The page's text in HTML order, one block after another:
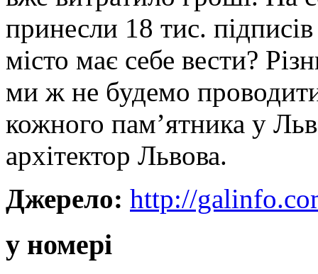
принесли 18 тис.
місто має себе вести?
ми ж не будемо
кожного пам’ятника у
архітектор Львова.
Джерело: http://
у номері